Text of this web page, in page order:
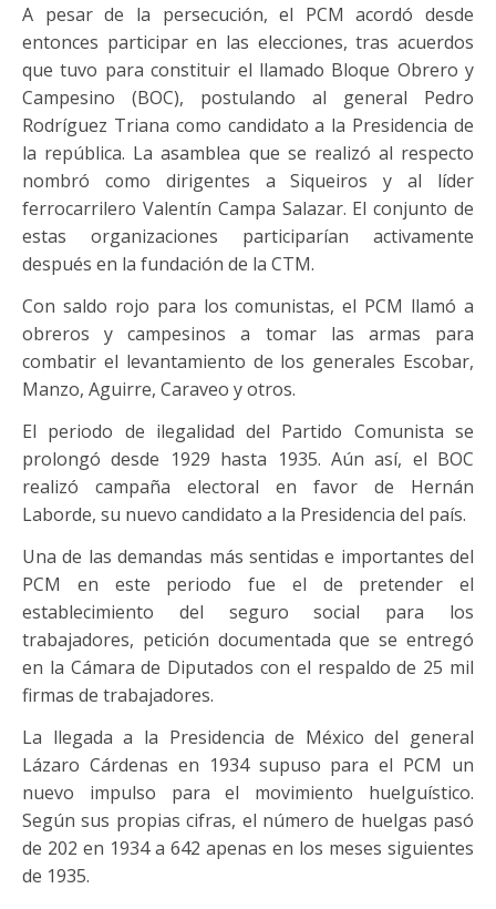
A pesar de la persecución, el PCM acordó desde
entonces participar en las elecciones, tras acuerdos
que tuvo para constituir el llamado Bloque Obrero y
Campesino (BOC), postulando al general Pedro
Rodríguez Triana como candidato a la Presidencia de
la república. La asamblea que se realizó al respecto
nombró como dirigentes a Siqueiros y al líder
ferrocarrilero Valentín Campa Salazar. El conjunto de
estas organizaciones participarían activamente
después en la fundación de la CTM.
Con saldo rojo para los comunistas, el PCM llamó a
obreros y campesinos a tomar las armas para
combatir el levantamiento de los generales Escobar,
Manzo, Aguirre, Caraveo y otros.
El periodo de ilegalidad del Partido Comunista se
prolongó desde 1929 hasta 1935. Aún así, el BOC
realizó campaña electoral en favor de Hernán
Laborde, su nuevo candidato a la Presidencia del país.
Una de las demandas más sentidas e importantes del
PCM en este periodo fue el de pretender el
establecimiento del seguro social para los
trabajadores, petición documentada que se entregó
en la Cámara de Diputados con el respaldo de 25 mil
firmas de trabajadores.
La llegada a la Presidencia de México del general
Lázaro Cárdenas en 1934 supuso para el PCM un
nuevo impulso para el movimiento huelguístico.
Según sus propias cifras, el número de huelgas pasó
de 202 en 1934 a 642 apenas en los meses siguientes
de 1935.